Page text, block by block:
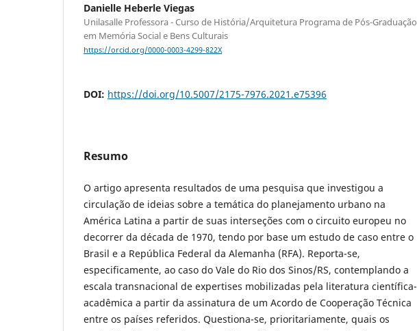
Danielle Heberle Viegas
Unilasalle Professora - Curso de História/Arquitetura Programa de Pós-Graduação
em Memória Social e Bens Culturais
https://orcid.org/0000-0003-4299-822X
DOI: https://doi.org/10.5007/2175-7976.2021.e75396
Resumo
O artigo apresenta resultados de uma pesquisa que investigou a
circulação de ideias sobre a temática do planejamento urbano na
América Latina a partir de suas interseções com o circuito europeu no
decorrer da década de 1970, tendo por base um estudo de caso entre o
Brasil e a República Federal da Alemanha (RFA). Reporta-se,
especificamente, ao caso do Vale do Rio dos Sinos/RS, contemplando a
escala transnacional de expertises mobilizadas pela literatura científica-
acadêmica a partir da assinatura de um Acordo de Cooperação Técnica
entre os países referidos. Questiona-se, prioritariamente, quais os